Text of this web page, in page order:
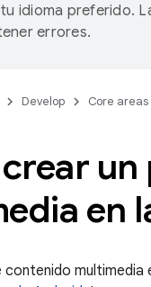
idioma preferido.
errores.
Develop Core areas
en
multimedia